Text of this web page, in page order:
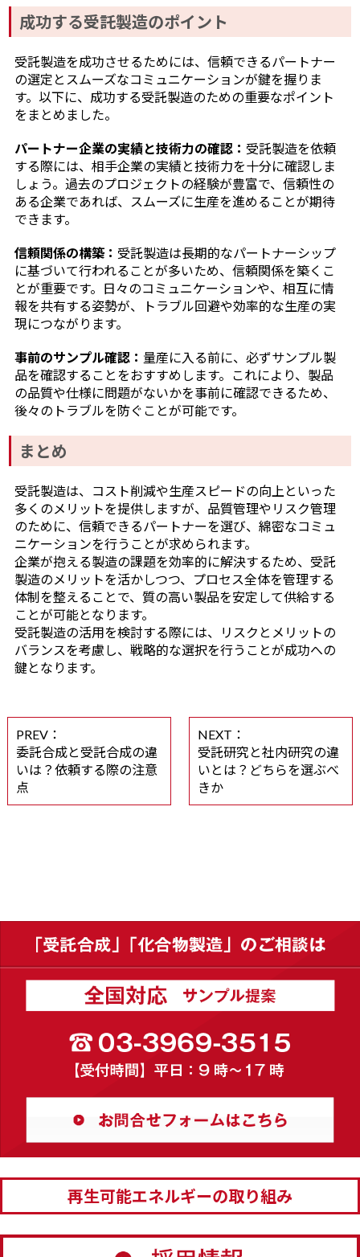
成功する受託製造のポイント
受託製造を成功させるためには、信頼できるパートナー
の選定とスムーズなコミュニケーションが鍵を握りま
す。以下に、成功する受託製造のための重要なポイント
をまとめました。
パートナー企業の実績と技術力の確認： 受託製造を依頼
する際には、相手企業の実績と技術力を十分に確認しま
しょう。過去のプロジェクトの経験が豊富で、信頼性の
ある企業であれば、スムーズに生産を進めることが期待
できます。
信頼関係の構築： 受託製造は長期的なパートナーシップ
に基づいて行われることが多いため、信頼関係を築くこ
とが重要です。日々のコミュニケーションや、相互に情
報を共有する姿勢が、トラブル回避や効率的な生産の実
現につながります。
事前のサンプル確認： 量産に入る前に、必ずサンプル製
品を確認することをおすすめします。これにより、製品
の品質や仕様に問題がないかを事前に確認できるため、
後々のトラブルを防ぐことが可能です。
まとめ
受託製造は、コスト削減や生産スピードの向上といった
多くのメリットを提供しますが、品質管理やリスク管理
のために、信頼できるパートナーを選び、綿密なコミュ
ニケーションを行うことが求められます。
企業が抱える製造の課題を効率的に解決するため、受託
製造のメリットを活かしつつ、プロセス全体を管理する
体制を整えることで、質の高い製品を安定して供給する
ことが可能となります。
受託製造の活用を検討する際には、リスクとメリットの
バランスを考慮し、戦略的な選択を行うことが成功への
鍵となります。
PREV：
委託合成と受託合成の違
いは？依頼する際の注意
点
NEXT：
受託研究と社内研究の違
いとは？どちらを選ぶべ
きか
再生可能エネルギーの取り組み